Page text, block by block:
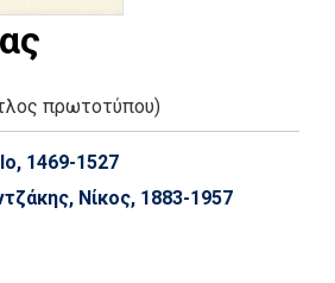
πρωτοτύπου)
1469-1527
Νίκος, 1883-1957